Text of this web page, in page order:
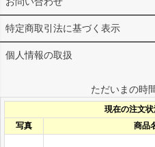
特定商取引法に基づく表示
個人情報の取扱
ただいまの時